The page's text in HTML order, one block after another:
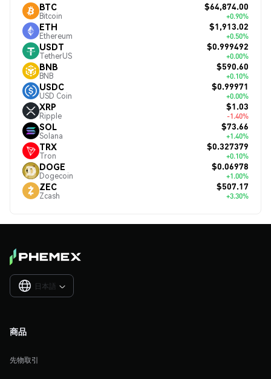
BTC
Bitcoin
$64,874.00
+0.90%
ETH
Ethereum
$1,913.02
+0.50%
USDT
TetherUS
$0.999492
+0.00%
BNB
BNB
$590.60
+0.10%
USDC
USD Coin
$0.99971
+0.00%
XRP
Ripple
$1.03
-1.40%
SOL
Solana
$73.66
+1.40%
TRX
Tron
$0.327379
+0.10%
DOGE
Dogecoin
$0.06978
+1.00%
ZEC
Zcash
$507.17
+3.30%
日本語 
商品
先物取引